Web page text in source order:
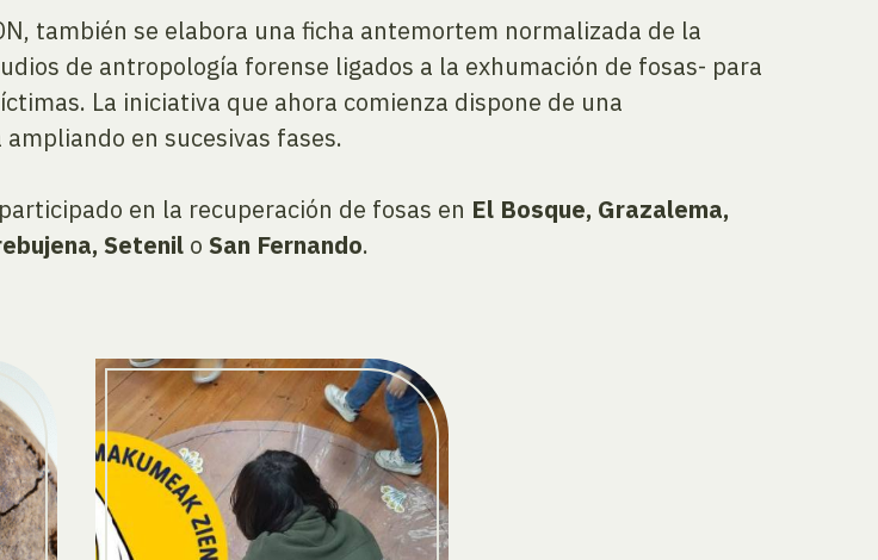
también se elabora una ficha antemortem normalizada de la
de antropología forense ligados a la exhumación de fosas- para
La iniciativa que ahora comienza dispone de una
ampliando en sucesivas fases.
en la recuperación de fosas en El Bosque, Grazalema,
Setenil o San Fernando.